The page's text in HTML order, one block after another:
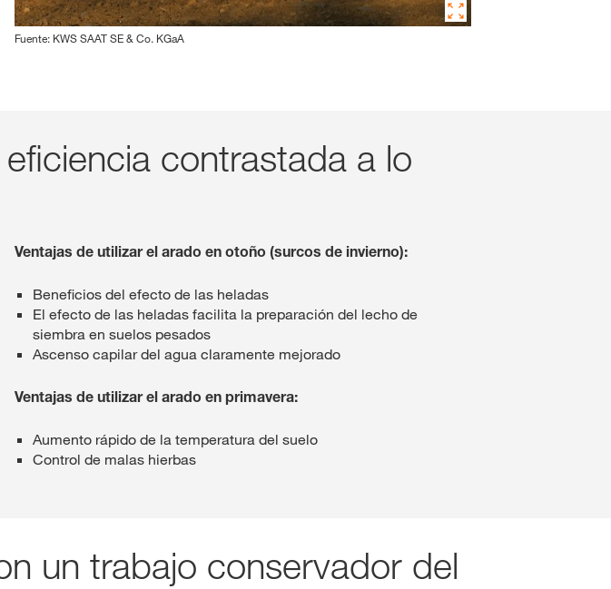
Fuente: KWS SAAT SE & Co. KGaA
contrastada a lo
Ventajas de utilizar el arado en otoño (surcos de invierno):
Beneficios del efecto de las heladas
El efecto de las heladas facilita la preparación del lecho de
siembra en suelos pesados
Ascenso capilar del agua claramente mejorado
Ventajas de utilizar el arado en primavera:
Aumento rápido de la temperatura del suelo
Control de malas hierbas
un trabajo conservador del